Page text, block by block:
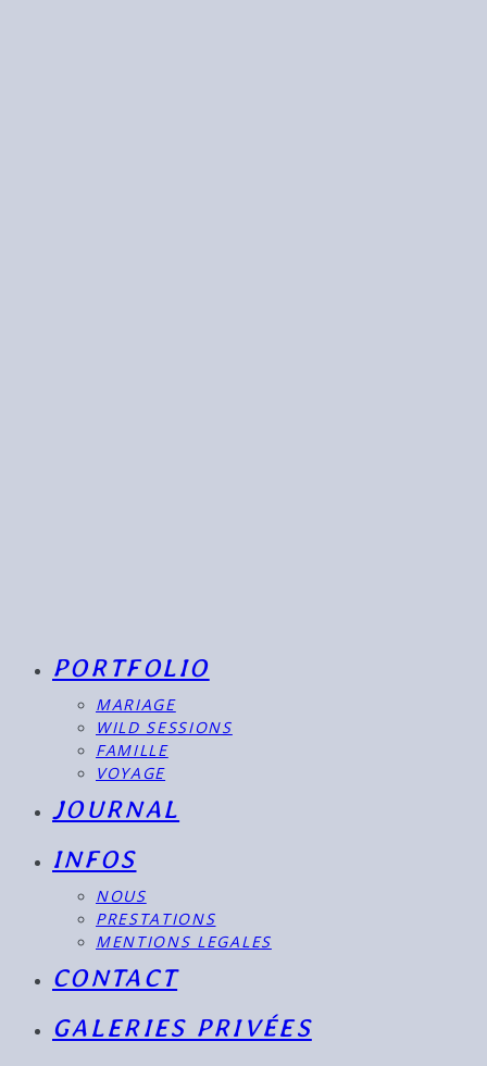
PORTFOLIO
MARIAGE
WILD SESSIONS
FAMILLE
VOYAGE
JOURNAL
INFOS
NOUS
PRESTATIONS
MENTIONS LEGALES
CONTACT
GALERIES PRIVÉES